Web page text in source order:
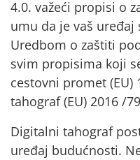
4.0. važeći propisi o
umu da je vaš uređaj
Uredbom o zaštiti
svim propisima koji
cestovni promet
tahograf (EU) 2016 /
Digitalni tahograf
uređaj budućnosti.